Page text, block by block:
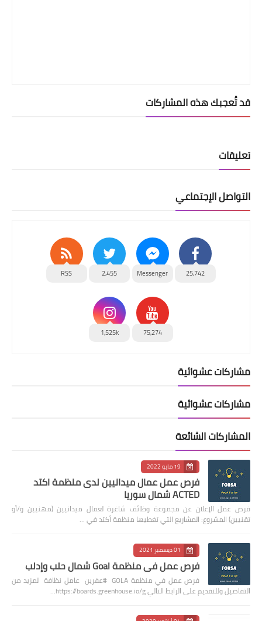
قد تُعجبك هذه المشاركات
تعليقات
التواصل الإجتماعي
25,742
Messenger
2,455
RSS
75,274
1,525k
مشاركات عشوائية
مشاركات عشوائية
المشاركات الشائعة
19 مايو 2022
فرص عمل عمال ميدانيين لدى منظمة اكتد
ACTED شمال سوريا
فرص عمل الإعلان عن مجموعة وظائف شاغرة لعمال ميدانيين (مهنيين و/أو
تقنيين) المشروع: المشاريع التي تغطيها منظمة أكتد في …
01 ديسمبر 2021
فرص عمل في منظمة Goal شمال حلب وإدلب
فرص عمل في منظمة GOLA #عفرين عامل نظافة لمزيد من
التفاصيل وللتقديم على الرابط التالي https://boards.greenhouse.io/g…